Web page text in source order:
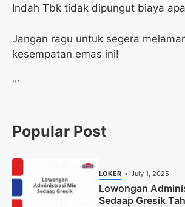
Indah Tbk tidak dipungut biaya
Jangan ragu untuk segera
kesempatan emas ini!
“`
Popular Post
LOKER July 1, 2025
Lowongan
Sedaap Gresik